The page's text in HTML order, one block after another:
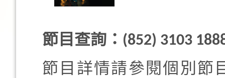
節目查詢：(852) 3103
節目詳情請參閱個別節